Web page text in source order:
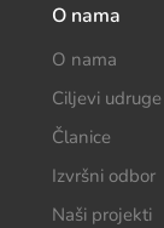
O nama
O nama
Ciljevi udruge
Članice
Izvršni odbor
Naši projekti